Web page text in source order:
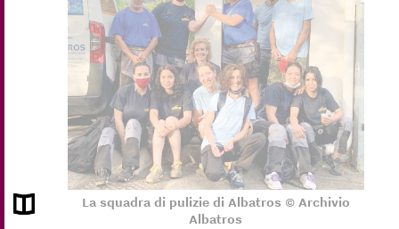
La squadra di pulizie di Albatros © Archivio
Albatros